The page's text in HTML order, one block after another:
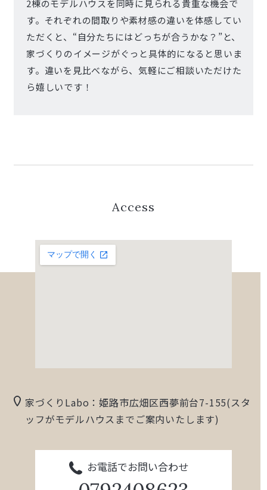
2棟のモデルハウスを同時に見られる貴重な機会で
す。それぞれの間取りや素材感の違いを体感してい
ただくと、“自分たちにはどっちが合うかな？”と、
家づくりのイメージがぐっと具体的になると思いま
す。違いを見比べながら、気軽にご相談いただけた
ら嬉しいです！
Access
家づくりLabo：姫路市広畑区西夢前台7-155(スタ
ッフがモデルハウスまでご案内いたします)
お電話でお問い合わせ